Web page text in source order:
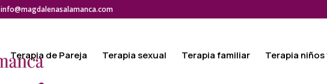
info@magdalenasalamanca.com
Terapia de Pareja Terapia sexual Terapia familiar Terapia